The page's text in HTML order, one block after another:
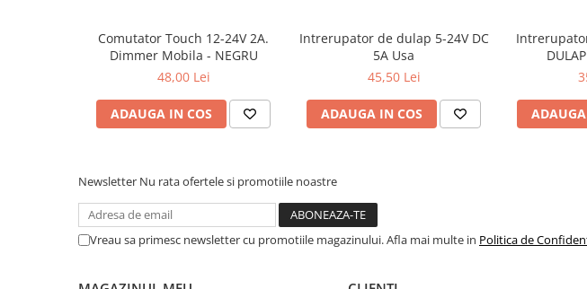
Lumini LED cu fibra optica
Sursa fibra optica
Cablu Fibra Optica LED
Comutator Touch 12-24V 2A.
Dimmer Mobila - NEGRU
48,00 Lei
ADAUGA IN COS
Intrerupator de dulap 5-24V DC
5A Usa
45,50 Lei
ADAUGA IN COS
Newsletter Nu rata ofertele si promotiile noastre
Vreau sa primesc newsletter cu promotiile magazinului. Afla mai multe in Politica de